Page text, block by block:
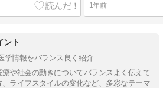
1年前
ント
学情報をバランス良く紹介
や社会の動きについてバランスよく伝えて
ライフスタイルの変化など、多彩なテーマ